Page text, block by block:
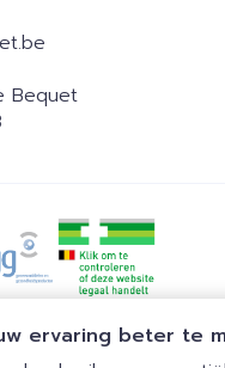
ervaring beter te
Bequet